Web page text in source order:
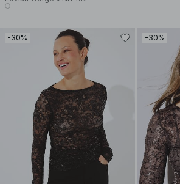
-30% -30%